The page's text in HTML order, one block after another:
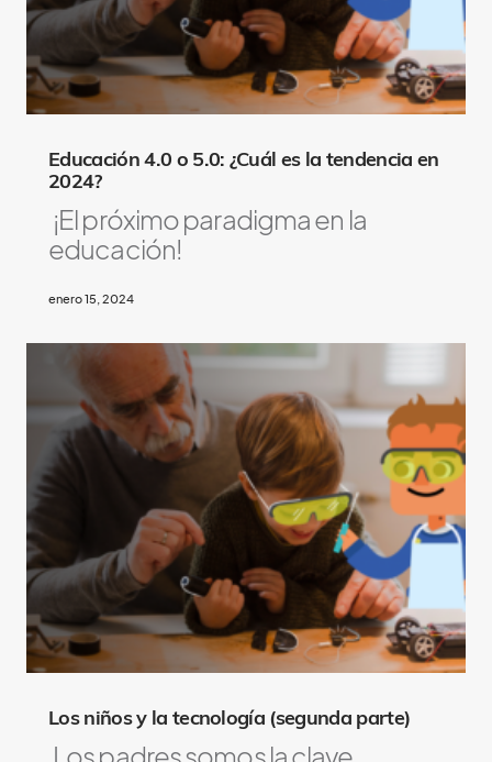
Educación 4.0 o 5.0: ¿Cuál es la tendencia en
2024?
¡El próximo paradigma en la
educación!
enero 15, 2024
Los niños y la tecnología (segunda parte)
Los padres somos la clave